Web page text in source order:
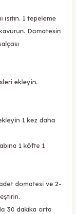
1 tepeleme
Domatesin
ekleyin.
1 kez daha
1 köfte 1
domatesi ve 2-
30 dakika orta